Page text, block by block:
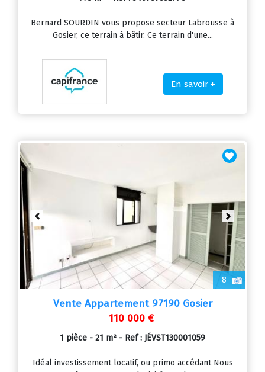
Bernard SOURDIN vous propose secteur Labrousse à
Gosier, ce terrain à bâtir. Ce terrain d'une...
En savoir +
8
Previous Next
Vente Appartement 97190 Gosier
110 000 €
1 pièce - 21 m² - Ref : JÉVST130001059
Idéal investissement locatif, ou primo accédant Nous